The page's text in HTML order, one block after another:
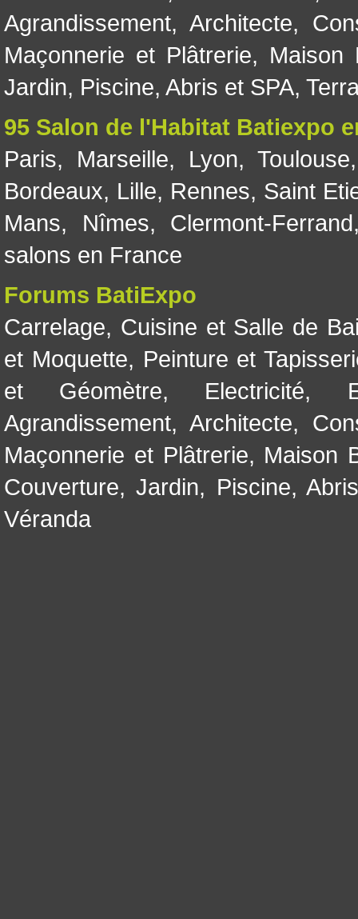
Agrandissement, Architecte,
Maçonnerie et Plâtrerie, Maison
Jardin, Piscine, Abris et SPA,
95 Salon de l'Habitat Batiexpo
Paris, Marseille, Lyon, Toulouse
Bordeaux, Lille, Rennes, Saint
Mans, Nîmes, Clermont-Ferrand
salons en France
Forums BatiExpo
Carrelage, Cuisine et Salle de
et Moquette, Peinture et
et Géomètre, Electricité,
Agrandissement, Architecte,
Maçonnerie et Plâtrerie, Maison
Couverture,Jardin, Piscine,
Véranda